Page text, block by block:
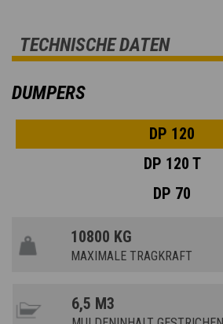
TECHNISCHE DATEN
DUMPERS
DP 120
DP 120 T
DP 70
10800 KG
MAXIMALE TRAGKRAFT
6,5 M3